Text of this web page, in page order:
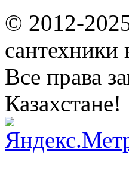
© 2012-
сантехники
Все права
Казахстане!